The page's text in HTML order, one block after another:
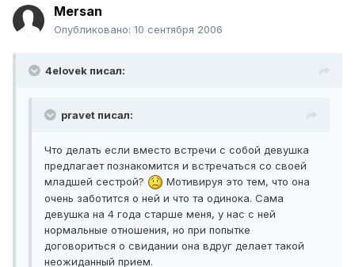
Mersan
Опубликовано: 10 сентября 2006
4elovek писал:
pravet писал:
Что делать если вместо встречи с собой девушка
предлагает познакомится и встречаться со своей
младшей сестрой?
Мотивируя это тем, что она
очень заботится о ней и что та одинока. Сама
девушка на 4 года старше меня, у нас с ней
нормальные отношения, но при попытке
договориться о свидании она вдруг делает такой
неожиданный прием.